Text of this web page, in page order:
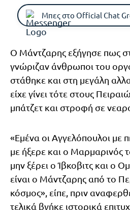
Μπες στο Official Chat
Ο Μάντζαρης εξήγησε πως
γνώριζαν άνθρωποι του
στάθηκε και στη μεγάλη
είχε γίνει τότε στους
μπάτζετ και στροφή σε
«Εμένα οι Αγγελόπουλοι με
με ήξερε και ο Μαρμαρινός
μην ξέρει ο Ίβκοβιτς και ο
είναι ο Μάντζαρης από το
κόσμος», είπε, πριν
τελικά βγήκε ιστορικά